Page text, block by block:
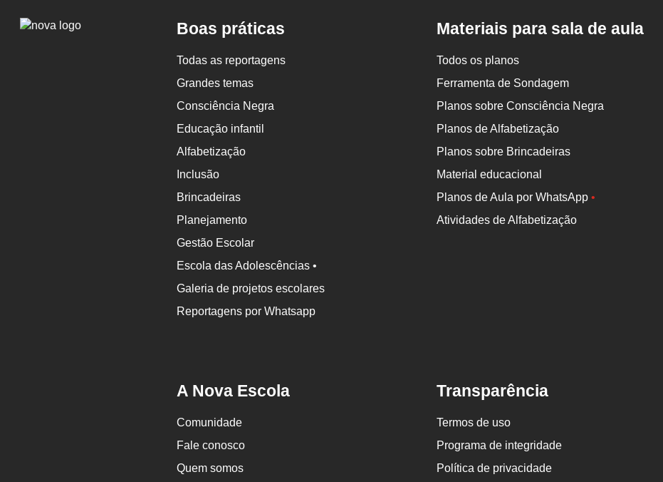
Logo
Boas práticas
Todas as reportagens
Grandes temas
Consciência Negra
Educação infantil
Alfabetização
Inclusão
Brincadeiras
Planejamento
Gestão Escolar
Escola das Adolescências •
Galeria de projetos escolares
Reportagens por Whatsapp
Materiais para sala de aula
Todos os planos
Ferramenta de Sondagem
Planos sobre Consciência Negra
Planos de Alfabetização
Planos sobre Brincadeiras
Material educacional
Planos de Aula por WhatsApp•
Atividades de Alfabetização
A Nova Escola
Comunidade
Fale conosco
Quem somos
Transparência
Termos de uso
Programa de integridade
Política de privacidade